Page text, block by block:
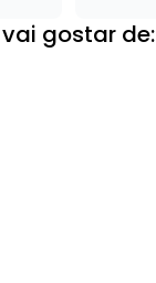
gostar de: